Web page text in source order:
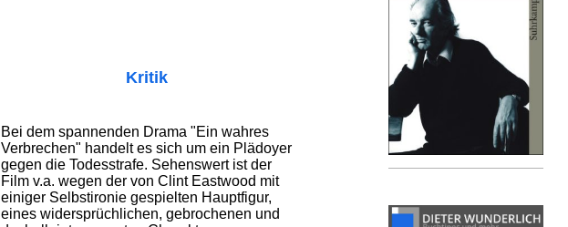
Kritik
Bei dem spannenden Drama "Ein wahres
Verbrechen" handelt es sich um ein Plädoyer
gegen die Todesstrafe. Sehenswert ist der
Film v.a. wegen der von Clint Eastwood mit
einiger Selbstironie gespielten Hauptfigur,
eines widersprüchlichen, gebrochenen und